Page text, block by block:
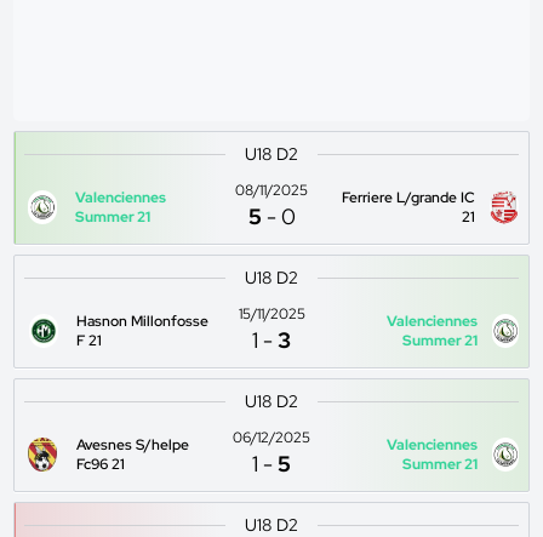
U18 D2
Valenciennes
Summer 21
08/11/2025
5 -0
Ferriere L/grande IC
21
U18 D2
Hasnon Millonfosse
F 21
15/11/2025
1 -3
Valenciennes
Summer 21
U18 D2
Avesnes S/helpe
Fc96 21
06/12/2025
1 -5
Valenciennes
Summer 21
U18 D2